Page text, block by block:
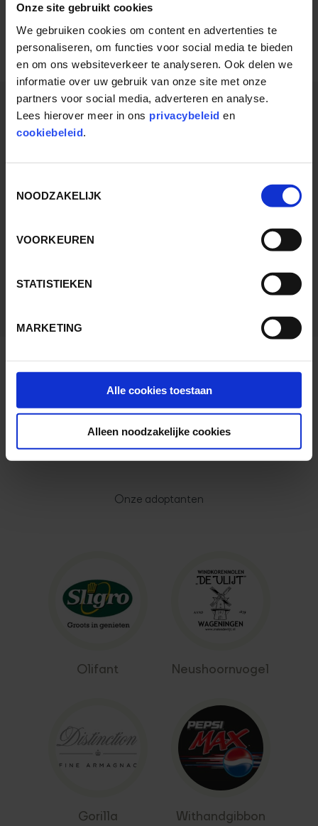
Onze site gebruikt cookies
We gebruiken cookies om content en advertenties te
personaliseren, om functies voor social media te bieden
en om ons websiteverkeer te analyseren. Ook delen we
informatie over uw gebruik van onze site met onze
partners voor social media, adverteren en analyse.
Lees hierover meer in ons privacybeleid en
cookiebeleid
NOODZAKELIJK
VOORKEUREN
STATISTIEKEN
MARKETING
Alle cookies toestaan
Alleen noodzakelijke cookies
BRONS
NATUURBESCHERMING
OUWEHAND ZOO FOUNDATION
ADOPTEER EEN DIER
PARTNERS NATUURBESCHERMING
Onder andere zij gingen je voor:
Onze adoptanten
Olifant Neushoornvogel
Gorilla Withandgibbon